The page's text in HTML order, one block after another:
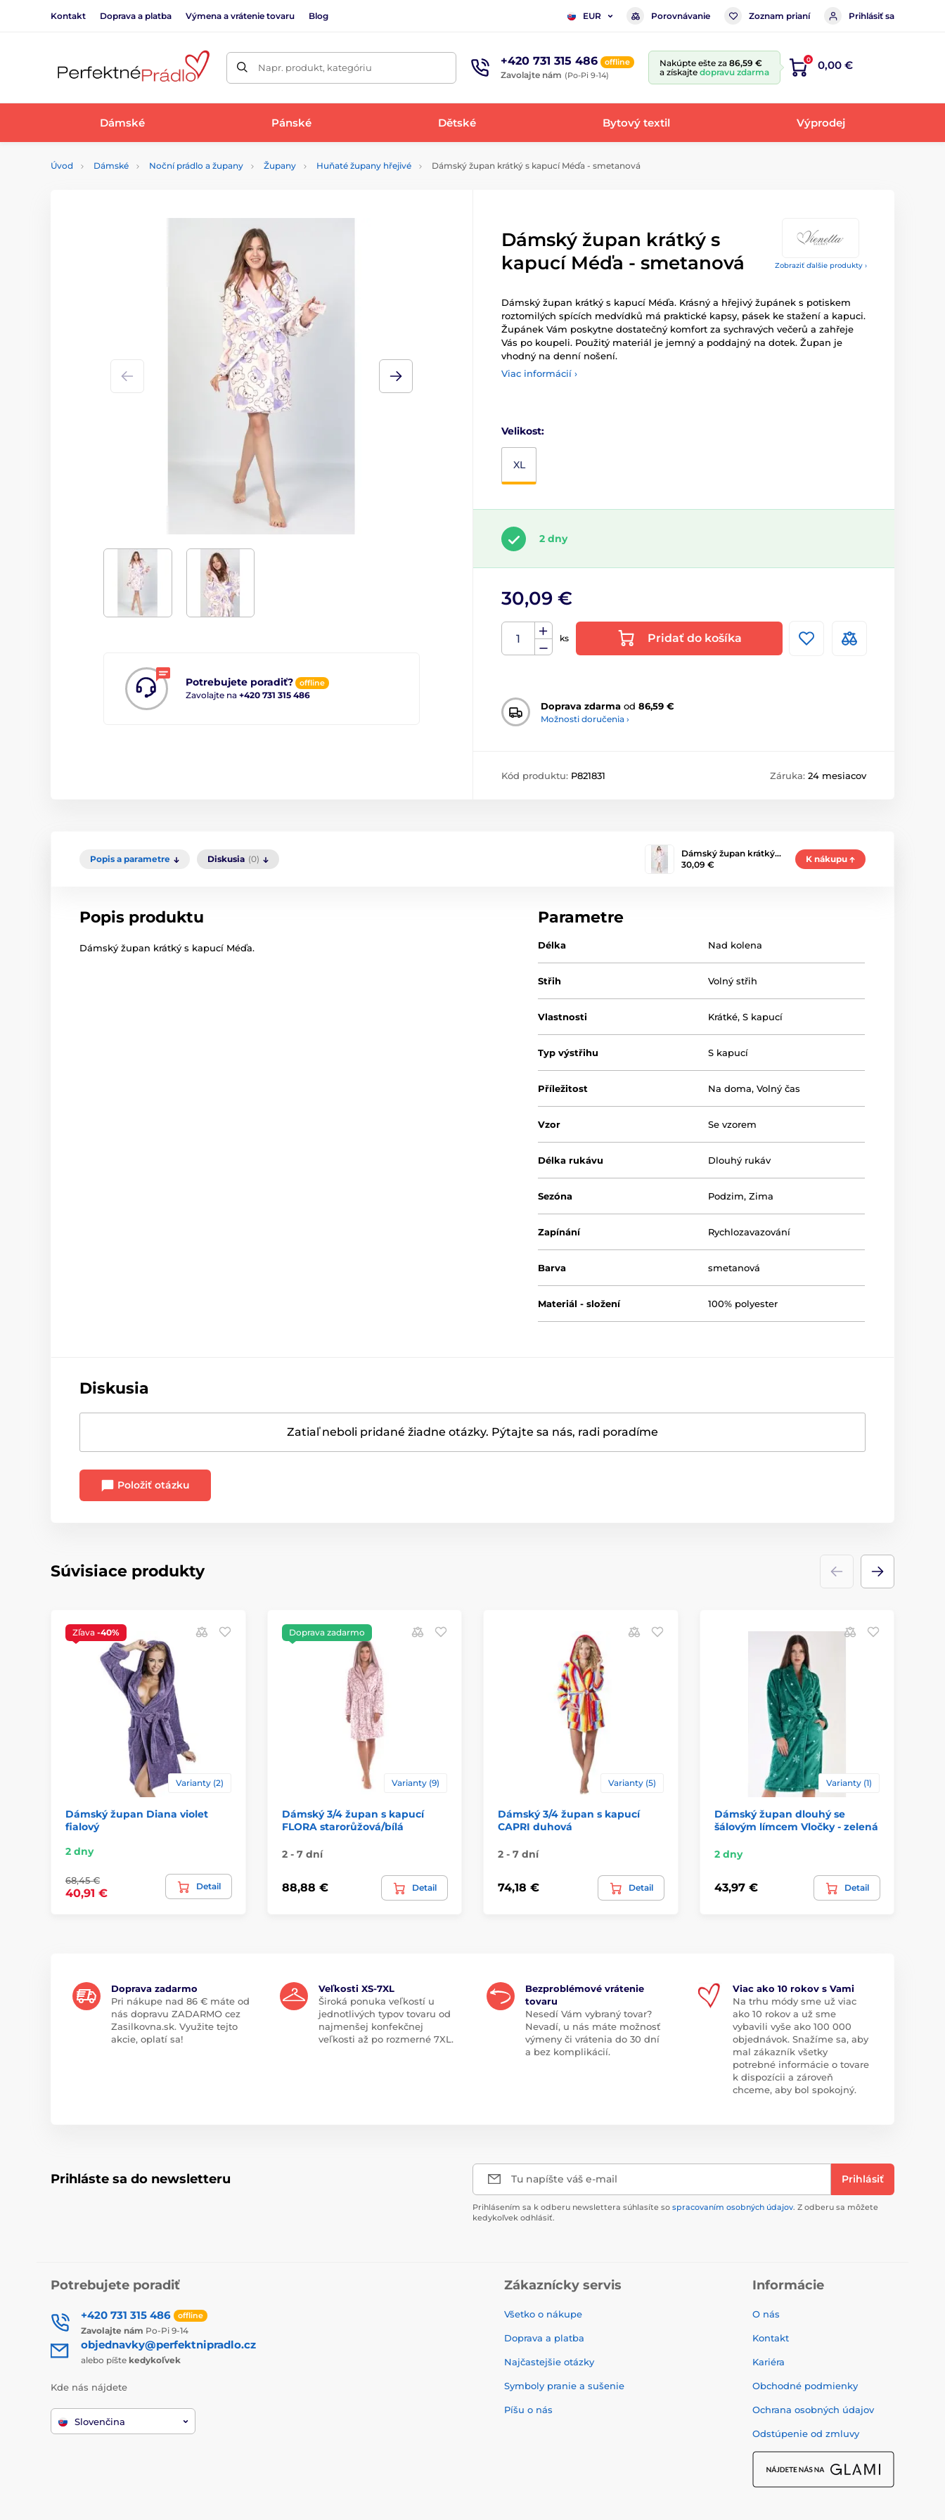
Kontakt Doprava a platba Výmena a vrátenie tovaru Blog EUR Porovnávanie Zoznam prianí Prihlásiť sa
Napr. produkt, kategóriu +420 731 315 486 offline
Zavolajte nám (Po-Pi 9-14)
Nakúpte ešte za 86,59 €
a získajte dopravu zdarma
0 0,00 €
Dámské Pánské Dětské Bytový textil Výprodej
Úvod Dámské Noční prádlo a župany Župany Huňaté župany hřejivé Dámský župan krátký s kapucí Méďa - smetanová
Zobraziť ďalšie produkty ›
Potrebujete poradiť? offline
Zavolajte na +420 731 315 486
Dámský župan krátký s
kapucí Méďa - smetanová
Dámský župan krátký s kapucí Méďa. Krásný a hřejivý župánek s potiskem
roztomilých spících medvídků má praktické kapsy, pásek ke stažení a kapuci.
Župánek Vám poskytne dostatečný komfort za sychravých večerů a zahřeje
Vás po koupeli. Použitý materiál je jemný a poddajný na dotek. Župan je
vhodný na denní nošení.
Viac informácií ›
Velikost:
XL
2 dny
30,09 €
ks Pridať do košíka
Doprava zdarma od 86,59 €
Možnosti doručenia ›
Kód produktu: P821831 Záruka: 24 mesiacov
Popis a parametre Diskusia (0)
Dámský župan krátký…
30,09 €
K nákupu
Popis produktu
Dámský župan krátký s kapucí Méďa.
Parametre
Délka Nad kolena
Střih Volný střih
Vlastnosti Krátké,S kapucí
Typ výstřihu S kapucí
Příležitost Na doma,Volný čas
Vzor Se vzorem
Délka rukávu Dlouhý rukáv
Sezóna Podzim,Zima
Zapínání Rychlozavazování
Barva smetanová
Materiál - složení 100% polyester
Diskusia
Zatiaľ neboli pridané žiadne otázky. Pýtajte sa nás, radi poradíme
Položiť otázku
Súvisiace produkty
Zľava -40%
Varianty (2)
Dámský župan Diana violet
fialový
2 dny
68,45 €
40,91 €
Detail
Doprava zadarmo
Varianty (9)
Dámský 3/4 župan s kapucí
FLORA starorůžová/bílá
2 - 7 dní
88,88 € Detail
Varianty (5)
Dámský 3/4 župan s kapucí
CAPRI duhová
2 - 7 dní
74,18 € Detail
Varianty (1)
Dámský župan dlouhý se
šálovým límcem Vločky - zelená
2 dny
43,97 € Detail
Doprava zadarmo
Pri nákupe nad 86 € máte od
nás dopravu ZADARMO cez
Zasilkovna.sk. Využite tejto
akcie, oplatí sa!
Veľkosti XS-7XL
Široká ponuka veľkostí u
jednotlivých typov tovaru od
najmenšej konfekčnej
veľkosti až po rozmerné 7XL.
Bezproblémové vrátenie
tovaru
Nesedí Vám vybraný tovar?
Nevadí, u nás máte možnosť
výmeny či vrátenia do 30 dní
a bez komplikácií.
Viac ako 10 rokov s Vami
Na trhu módy sme už viac
ako 10 rokov a už sme
vybavili vyše ako 100 000
objednávok. Snažíme sa, aby
mal zákazník všetky
potrebné informácie o tovare
k dispozícii a zároveň
chceme, aby bol spokojný.
Prihláste sa do newsletteru Tu napíšte váš e-mail Prihlásiť
Prihlásením sa k odberu newslettera súhlasíte so spracovaním osobných údajov. Z odberu sa môžete
kedykoľvek odhlásiť.
Potrebujete poradiť
+420 731 315 486 offline
Zavolajte nám Po-Pi 9-14
objednavky@perfektnipradlo.cz
alebo píšte kedykoľvek
Kde nás nájdete
Slovenčina
Zákaznícky servis
Všetko o nákupe
Doprava a platba
Najčastejšie otázky
Symboly pranie a sušenie
Píšu o nás
Informácie
O nás
Kontakt
Kariéra
Obchodné podmienky
Ochrana osobných údajov
Odstúpenie od zmluvy